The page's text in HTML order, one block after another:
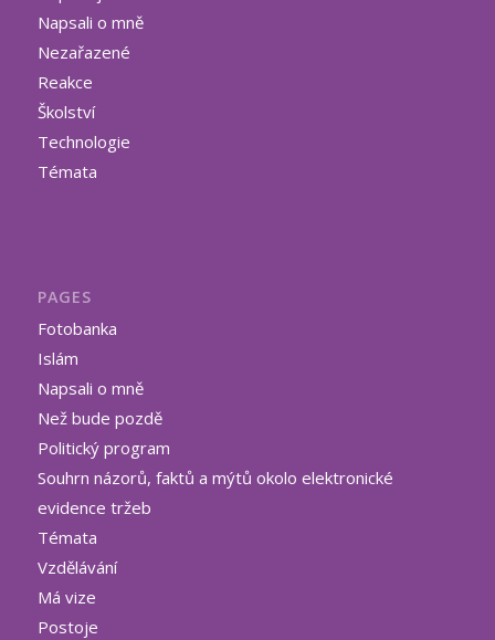
Napsali o mně
Nezařazené
Reakce
Školství
Technologie
Témata
PAGES
Fotobanka
Islám
Napsali o mně
Než bude pozdě
Politický program
Souhrn názorů, faktů a mýtů okolo elektronické
evidence tržeb
Témata
Vzdělávání
Má vize
Postoje